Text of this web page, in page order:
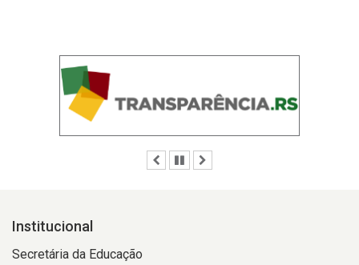
AnteriorPausar
Institucional
Secretária da Educação